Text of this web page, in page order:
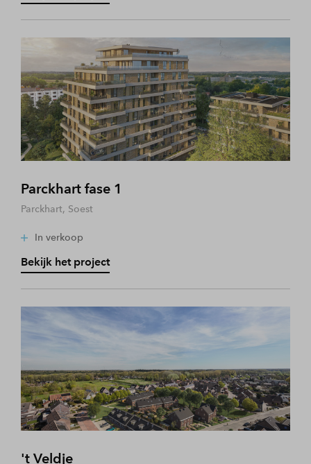
Parckhart fase 1
Parckhart, Soest
In verkoop
Bekijk het project
't Veldje